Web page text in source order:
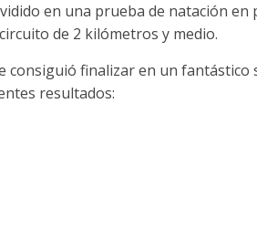
en una prueba de natación en
de 2 kilómetros y medio.
consiguió finalizar en un
resultados: